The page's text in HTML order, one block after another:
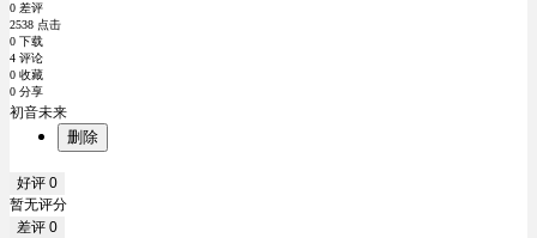
0 差评
2538 点击
0 下载
4 评论
0 收藏
0 分享
初音未来
删除
好评 0
暂无评分
差评 0